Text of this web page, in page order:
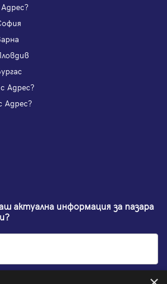
Адрес?
актуална информация за пазара